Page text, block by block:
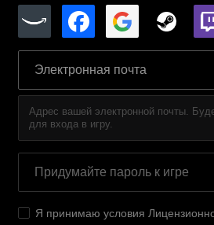
Адрес вашей электронной почты.
для входа в игру.
Я принимаю условия